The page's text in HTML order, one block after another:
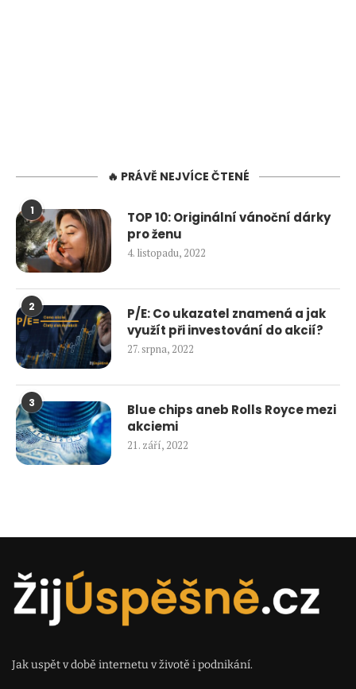
🔥 PRÁVĚ NEJVÍCE ČTENÉ
1
TOP 10: Originální vánoční dárky
pro ženu
4. listopadu, 2022
2
P/E: Co ukazatel znamená a jak
využít při investování do akcií?
27. srpna, 2022
3
Blue chips aneb Rolls Royce mezi
akciemi
21. září, 2022
Jak uspět v době internetu v životě i podnikání.